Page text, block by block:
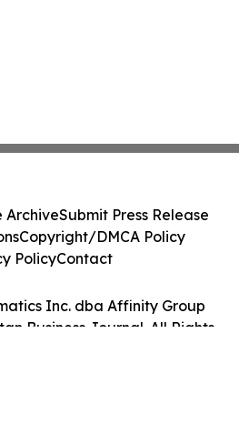
Inc. dba Affinity Group
Business Journal. All Rights
ArchiveSubmit Press Release
Copyright/DMCA Policy
PolicyContact